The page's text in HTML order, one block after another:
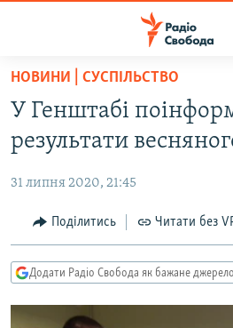
Перейти
основного
матеріалу
Перейти
до
навігації
Перейти
до
РАДІО СВОБОДА – 70 РОКІВ
СТАТТІ
ПОЛІТИКА
ЕКОНОМІКА
КУЛЬТУРА
ВІЙНА
РОСІЙСЬКА «ФІЛЬТРАЦІЯ»
КРИМ.РЕАЛІЇ
ТИ ЯК?
НОВИНИ | СУСПІЛЬСТВО
У Генштабі
результати
31 липня 2020, 21:45
Поділитись Читати без
Додати Радіо Свобода як бажане